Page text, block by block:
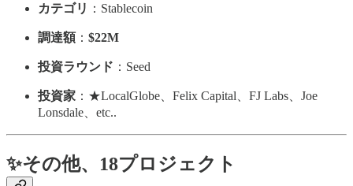
カテゴリ ：Stablecoin
調達額： $22M
投資ラウンド ：Seed
投資家 ：★LocalGlobe、Felix Capital、FJ Labs、Joe
Lonsdale、etc..
✨その他、18プロジェクト